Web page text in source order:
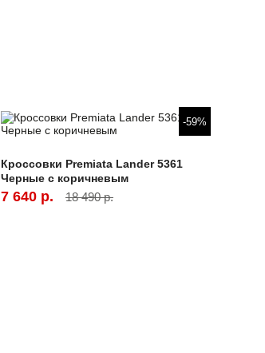
-59%
Кроссовки Premiata Lander 5361
Черные с коричневым
7 640 р. 18 490 р.